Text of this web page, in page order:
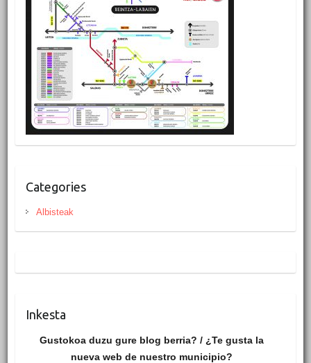
Categories
Albisteak
Inkesta
Gustokoa duzu gure blog berria? / ¿Te gusta la
nueva web de nuestro municipio?